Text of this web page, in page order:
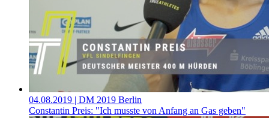
04.08.2019 | DM 2019 Berlin
Constantin Preis: "Ich musste von Anfang an Gas geben"